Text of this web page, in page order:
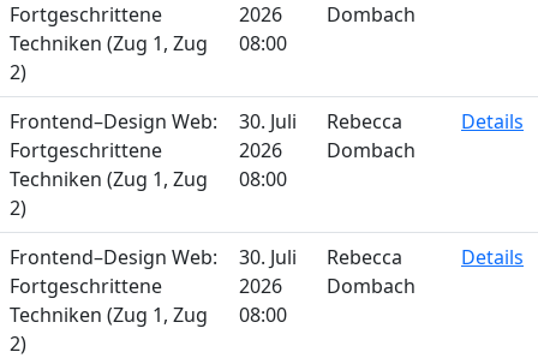
Fortgeschrittene
Techniken (Zug 1, Zug
2)
2026
08:00
Dombach
Frontend–Design Web:
Fortgeschrittene
Techniken (Zug 1, Zug
2)
30. Juli
2026
08:00
Rebecca
Dombach
Details
Frontend–Design Web:
Fortgeschrittene
Techniken (Zug 1, Zug
2)
30. Juli
2026
08:00
Rebecca
Dombach
Details